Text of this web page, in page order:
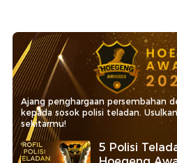
Ajang penghargaan persembahan
kepada sosok polisi teladan.
sekitarmu!
5 Polisi